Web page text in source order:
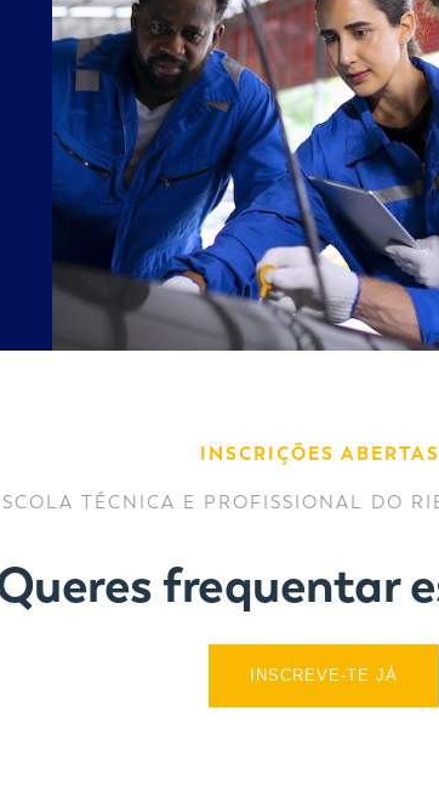
INSCRIÇÕES
TÉCNICA E PROFISSIONAL DO
frequentar
INSCREVE-TE JÁ